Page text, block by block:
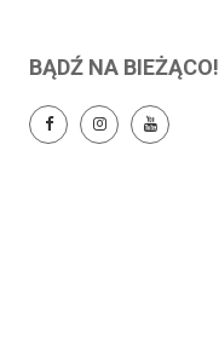
BĄDŹ NA BIEŻĄCO!